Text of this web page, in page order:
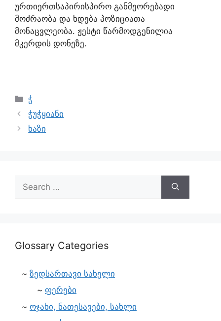
ურთიერთსაპირისპირო განმეორებადი
მოძრაობა და ხდება პოზიციათა
მონაცვლეობა. ჟესტი წარმოდგენილია
მკერდის დონეზე.
ჭ
ჭუჭყიანი
ხაზი
Glossary Categories
ზედსართავი სახელი
ფერები
ოჯახი, ნათესავები, სახლი